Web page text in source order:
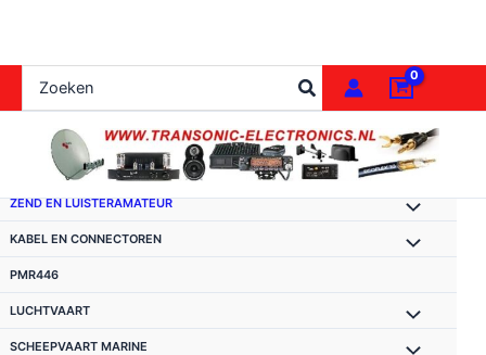
de
inhoud
naar:
ZEND EN LUISTERAMATEUR
KABEL EN CONNECTOREN
PMR446
LUCHTVAART
SCHEEPVAART MARINE